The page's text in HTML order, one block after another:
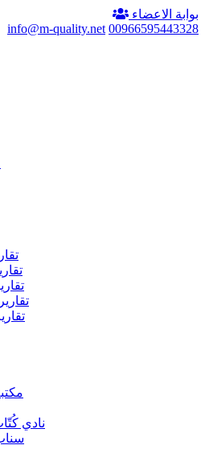
بوابة الاعضاء
00966595443328
info@m-quality.net
نادي